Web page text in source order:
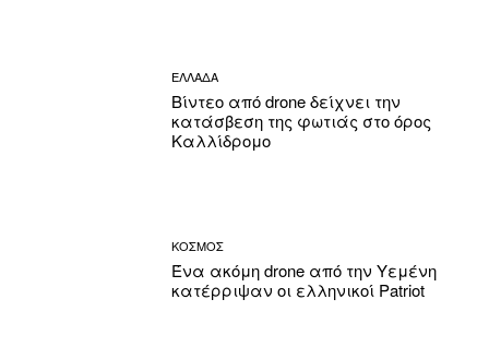
ΕΛΛΑΔΑ
Βίντεο από drone δείχνει την
κατάσβεση της φωτιάς στο όρος
Καλλίδρομο
ΚΟΣΜΟΣ
Ένα ακόμη drone από την Υεμένη
κατέρριψαν οι ελληνικοί Patriot